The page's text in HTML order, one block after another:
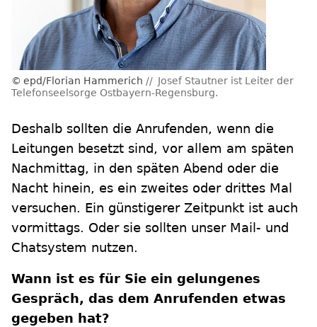
epd/Florian Hammerich
Josef Stautner ist Leiter der
Telefonseelsorge Ostbayern-Regensburg.
Deshalb sollten die Anrufenden, wenn die
Leitungen besetzt sind, vor allem am späten
Nachmittag, in den späten Abend oder die
Nacht hinein, es ein zweites oder drittes Mal
versuchen. Ein günstigerer Zeitpunkt ist auch
vormittags. Oder sie sollten unser Mail- und
Chatsystem nutzen.
Wann ist es für Sie ein gelungenes
Gespräch, das dem Anrufenden etwas
gegeben hat?